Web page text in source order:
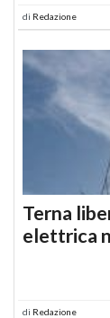
di Redazione
Terna
elettrica
di Redazione